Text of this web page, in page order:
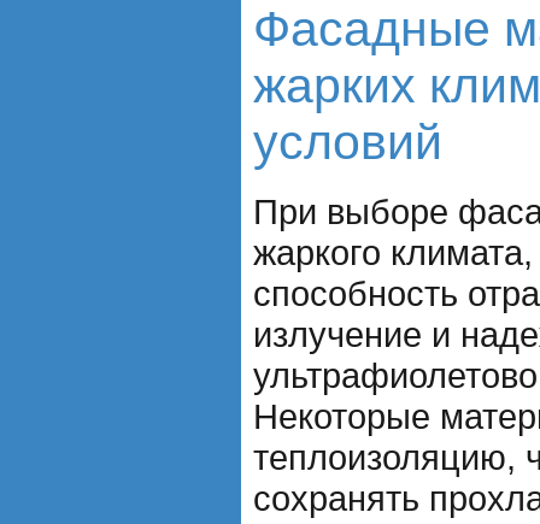
Фасадные
жарких
условий
При выборе
жаркого
способность
излучение и
Некоторые
теплоизоляцию,
сохранять